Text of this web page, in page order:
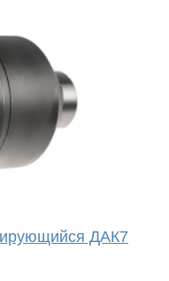
ДАК7